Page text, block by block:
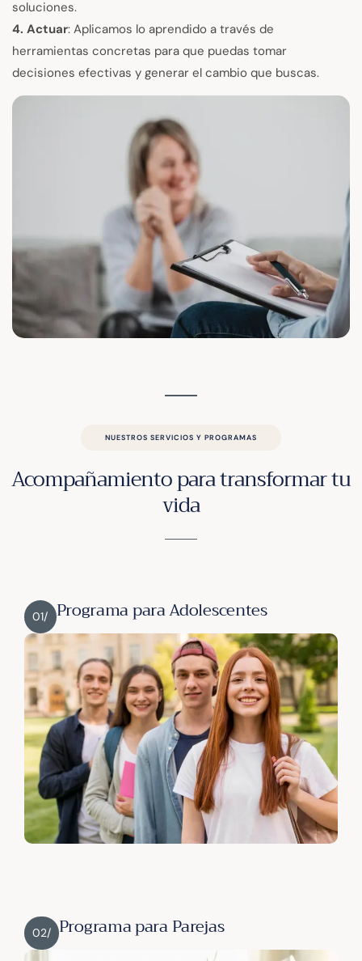
soluciones.
4. Actuar: Aplicamos lo aprendido a través de
herramientas concretas para que puedas tomar
decisiones efectivas y generar el cambio que buscas.
NUESTROS SERVICIOS Y PROGRAMAS
Acompañamiento para transformar tu
vida
01/ Programa para Adolescentes
02/ Programa para Parejas